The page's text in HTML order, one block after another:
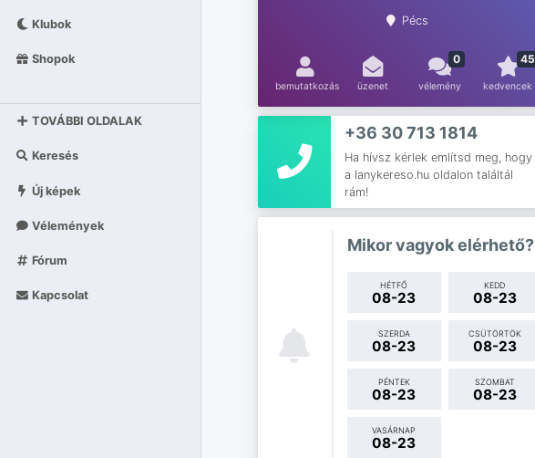
Klubok
Shopok
TOVÁBBI OLDALAK
Keresés
Új képek
Vélemények
Fórum
Kapcsolat
Pécs
bemutatkozás üzenet
0
vélemény
45
kedvencek
+36 30 713 1814
Ha hívsz kérlek említsd meg, hogy
a lanykereso.hu oldalon találtál
rám!
Mikor vagyok elérhető?
HÉTFŐ
08-23
KEDD
08-23
SZERDA
08-23
CSÜTÖRTÖK
08-23
PÉNTEK
08-23
SZOMBAT
08-23
VASÁRNAP
08-23